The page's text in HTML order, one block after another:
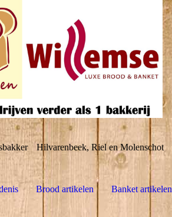
Hilvarenbeek, Riel en Molenschot
Brood artikelen Banket artikelen